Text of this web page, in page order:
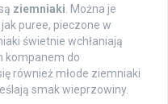
ziemniaki . Można je
puree, pieczone w
świetnie wchłaniają
kompanem do
również młode ziemniaki
smak wieprzowiny.